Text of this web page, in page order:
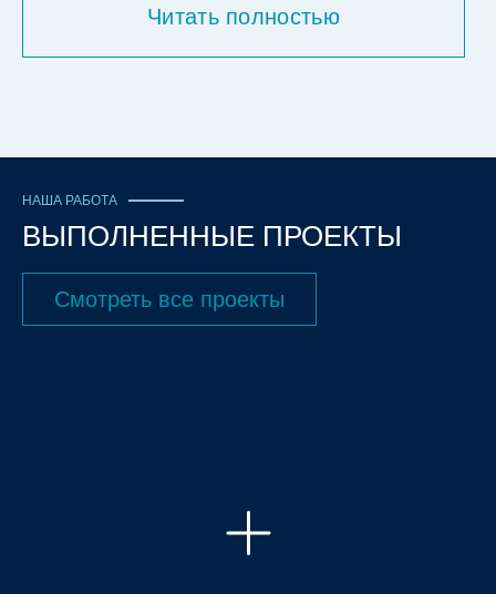
Читать полностью
НАША РАБОТА
ВЫПОЛНЕННЫЕ ПРОЕКТЫ
Смотреть все проекты